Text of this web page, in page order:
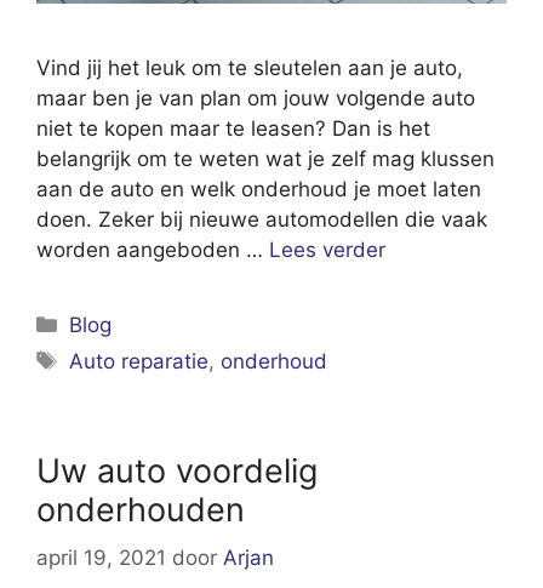
Vind jij het leuk om te sleutelen aan je auto,
maar ben je van plan om jouw volgende auto
niet te kopen maar te leasen? Dan is het
belangrijk om te weten wat je zelf mag klussen
aan de auto en welk onderhoud je moet laten
doen. Zeker bij nieuwe automodellen die vaak
worden aangeboden … Lees verder
Categorieën
Blog
Tags
Auto reparatie, onderhoud
Uw auto voordelig
onderhouden
april 19, 2021 door Arjan